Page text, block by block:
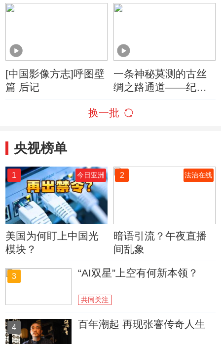
[中国影像方志]呼图壁
篇 后记
一条神秘莫测的古丝
绸之路通道——纪录
印记》
换一批
央视榜单
1 今日亚洲
美国为何盯上中国光
模块？
2 法治在线
暗语引流？午夜直播
间乱象
3 “AI双星”上空有何新本领？
共同关注
4 百年潮起 再现张謇传奇人生